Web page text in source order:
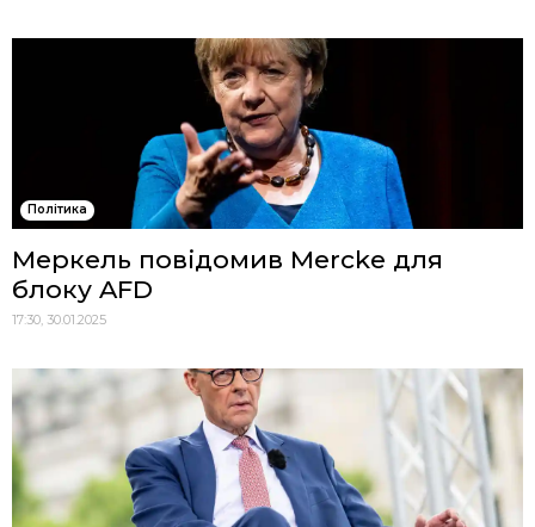
Політика
Меркель повідомив Mercke для
блоку AFD
17:30, 30.01.2025